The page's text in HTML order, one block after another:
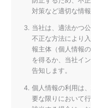
対策など適切な情
当社は、適法かつ
不正な方法により
報主体（個人情報
を得るか、当社イ
告知します。
個人情報の利用は、
要な限りにおいて